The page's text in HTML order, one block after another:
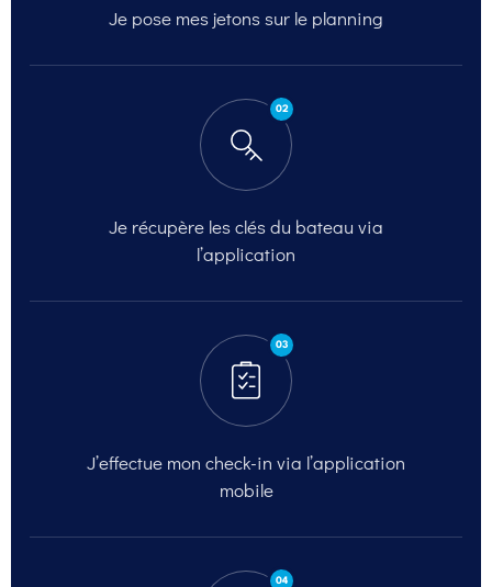
Je pose mes jetons sur le planning
02
Je récupère les clés du bateau via
l’application
03
J’effectue mon check-in via l’application
mobile
04